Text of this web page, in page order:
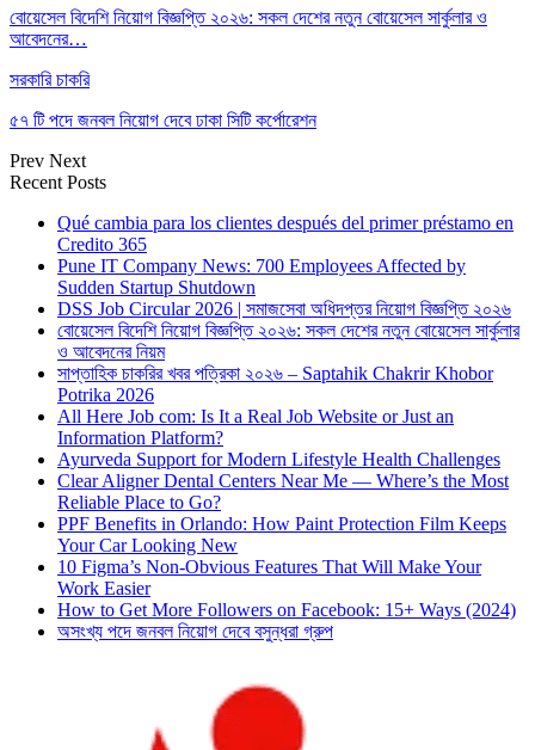
বোয়েসেল বিদেশি নিয়োগ বিজ্ঞপ্তি ২০২৬: সকল দেশের নতুন বোয়েসেল সার্কুলার ও
আবেদনের…
সরকারি চাকরি
৫৭ টি পদে জনবল নিয়োগ দেবে ঢাকা সিটি কর্পোরেশন
Prev Next
Recent Posts
Qué cambia para los clientes después del primer préstamo en
Credito 365
Pune IT Company News: 700 Employees Affected by
Sudden Startup Shutdown
DSS Job Circular 2026 | সমাজসেবা অধিদপ্তর নিয়োগ বিজ্ঞপ্তি ২০২৬
বোয়েসেল বিদেশি নিয়োগ বিজ্ঞপ্তি ২০২৬: সকল দেশের নতুন বোয়েসেল সার্কুলার
ও আবেদনের নিয়ম
সাপ্তাহিক চাকরির খবর পত্রিকা ২০২৬ – Saptahik Chakrir Khobor
Potrika 2026
All Here Job com: Is It a Real Job Website or Just an
Information Platform?
Ayurveda Support for Modern Lifestyle Health Challenges
Clear Aligner Dental Centers Near Me — Where’s the Most
Reliable Place to Go?
PPF Benefits in Orlando: How Paint Protection Film Keeps
Your Car Looking New
10 Figma’s Non-Obvious Features That Will Make Your
Work Easier
How to Get More Followers on Facebook: 15+ Ways (2024)
অসংখ্য পদে জনবল নিয়োগ দেবে বসুন্ধরা গ্রুপ